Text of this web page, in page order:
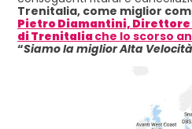
Trenitalia, come miglior
Pietro Diamantini, Direttore
di Trenitaliache lo scorso
“Siamo la miglior Alta